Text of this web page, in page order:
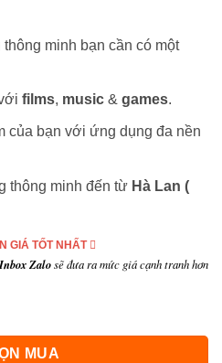
minh bạn cần có một
films, music& games.
của bạn với ứng dụng đa nền
thông minh đến từ Hà Lan (
GIÁ TỐT NHẤT
Inbox Zalosẽ đưa ra mức giá cạnh tranh hơn
MUA